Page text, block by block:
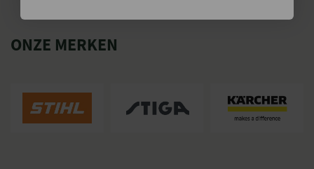
ONZE MERKEN